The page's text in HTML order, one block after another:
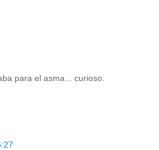
para el asma... curioso.